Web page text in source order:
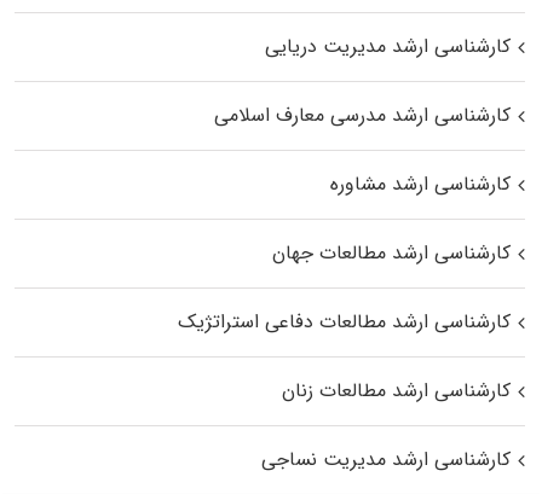
کارشناسی ارشد مدیریت دریایی
کارشناسی ارشد مدرسی معارف اسلامی
کارشناسی ارشد مشاوره
کارشناسی ارشد مطالعات جهان
کارشناسی ارشد مطالعات دفاعی استراتژیک
کارشناسی ارشد مطالعات زنان
کارشناسی ارشد مدیریت نساجی